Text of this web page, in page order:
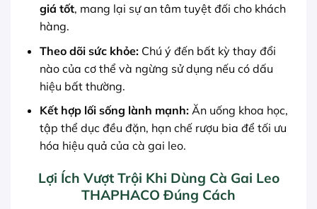
giá tốt, mang lại sự an tâm tuyệt đối cho khách
hàng.
Theo dõi sức khỏe:Chú ý đến bất kỳ thay đổi
nào của cơ thể và ngừng sử dụng nếu có dấu
hiệu bất thường.
Kết hợp lối sống lành mạnh:Ăn uống khoa học,
tập thể dục đều đặn, hạn chế rượu bia để tối ưu
hóa hiệu quả của cà gai leo.
Lợi Ích Vượt Trội Khi Dùng Cà Gai Leo
THAPHACO Đúng Cách